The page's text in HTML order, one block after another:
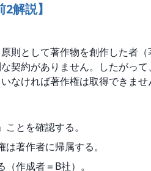
解説】
則として著作物を創作した者
契約がありません。したがっ
なければ著作権は取得できませ
とを確認する。
著作者に帰属する。
作成者＝B社）。